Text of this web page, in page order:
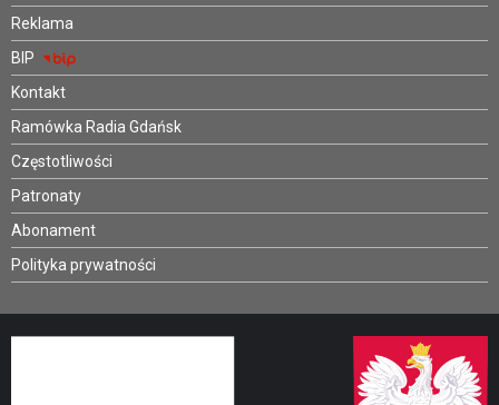
Reklama
BIP
Kontakt
Ramówka Radia Gdańsk
Częstotliwości
Patronaty
Abonament
Polityka prywatności